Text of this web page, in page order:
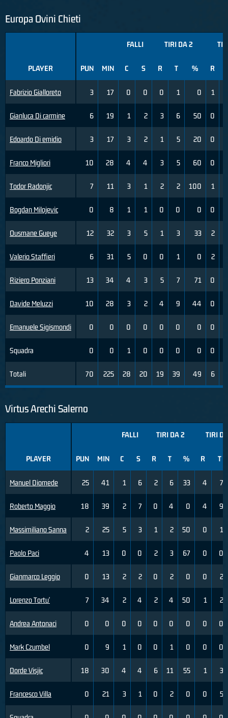
Europa Ovini Chieti
PLAYER
Fabrizio Gialloreto
Gianluca Di carmine
Edoardo Di emidio
Franco Migliori
Todor Radonjic
Bogdan Milojevic
Ousmane Gueye
Valerio Staffieri
Riziero Ponziani
Davide Meluzzi
Emanuele Sigismondi
Squadra
Totali
FALLI TIRI DA 2
PUN MIN C S R T % R
3 17 0 0 0 1 0 1
6 19 1 2 3 6 50 0
3 17 3 2 1 5 20 0
10 28 4 4 3 5 60 0
7 11 3 1 2 2 100 1
0 8 1 1 0 0 0 0
12 32 3 5 1 3 33 2
6 31 5 0 0 1 0 2
13 34 4 3 5 7 71 0
10 28 3 2 4 9 44 0
0 0 0 0 0 0 0 0
0 0 1 0 0 0 0 0
70 225 28 20 19 39 49 6
Virtus Arechi Salerno
PLAYER
Manuel Diomede
Roberto Maggio
Massimiliano Sanna
Paolo Paci
Gianmarco Leggio
Lorenzo Tortu'
Andrea Antonaci
Mark Czumbel
Dorde Visjic
Francesco Villa
FALLI TIRI DA 2 TIRI
PUN MIN C S R T % R T
25 41 1 6 2 6 33 4 7
18 39 2 7 0 4 0 4 9
2 25 5 3 1 2 50 0 1
4 13 0 0 2 3 67 0 0
0 13 2 2 0 2 0 0 2
7 34 2 4 2 4 50 1 2
0 0 0 0 0 0 0 0 0
0 9 1 0 0 1 0 0 0
18 30 4 4 6 11 55 1 3
0 21 3 1 0 2 0 0 5